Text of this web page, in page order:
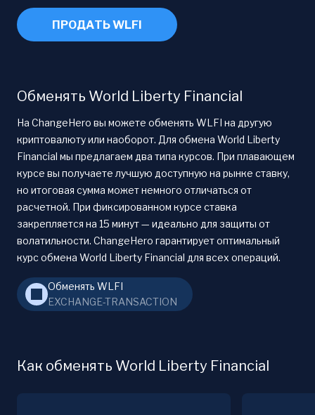
ПРОДАТЬ WLFI
Обменять World Liberty Financial
На ChangeHero вы можете обменять WLFI на другую
криптовалюту или наоборот. Для обмена World Liberty
Financial мы предлагаем два типа курсов. При плавающем
курсе вы получаете лучшую доступную на рынке ставку,
но итоговая сумма может немного отличаться от
расчетной. При фиксированном курсе ставка
закрепляется на 15 минут — идеально для защиты от
волатильности. ChangeHero гарантирует оптимальный
курс обмена World Liberty Financial для всех операций.
Обменять WLFI
EXCHANGE-TRANSACTION
Как обменять World Liberty Financial